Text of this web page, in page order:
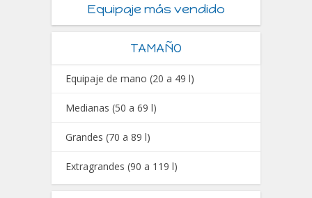
Equipaje más vendido
TAMAÑO
Equipaje de mano (20 a 49 l)
Medianas (50 a 69 l)
Grandes (70 a 89 l)
Extragrandes (90 a 119 l)